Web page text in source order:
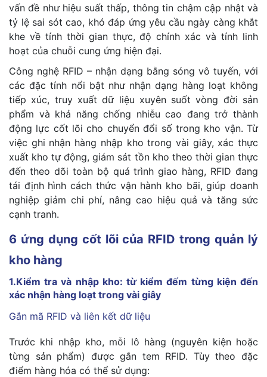
vấn đề như hiệu suất thấp, thông tin chậm cập nhật và
tỷ lệ sai sót cao, khó đáp ứng yêu cầu ngày càng khắt
khe về tính thời gian thực, độ chính xác và tính linh
hoạt của chuỗi cung ứng hiện đại.
Công nghệ RFID – nhận dạng bằng sóng vô tuyến, với
các đặc tính nổi bật như nhận dạng hàng loạt không
tiếp xúc, truy xuất dữ liệu xuyên suốt vòng đời sản
phẩm và khả năng chống nhiễu cao đang trở thành
động lực cốt lõi cho chuyển đổi số trong kho vận. Từ
việc ghi nhận hàng nhập kho trong vài giây, xác thực
xuất kho tự động, giám sát tồn kho theo thời gian thực
đến theo dõi toàn bộ quá trình giao hàng, RFID đang
tái định hình cách thức vận hành kho bãi, giúp doanh
nghiệp giảm chi phí, nâng cao hiệu quả và tăng sức
cạnh tranh.
6 ứng dụng cốt lõi của RFID trong quản lý
kho hàng
1.Kiểm tra và nhập kho: từ kiểm đếm từng kiện đến
xác nhận hàng loạt trong vài giây
Gắn mã RFID và liên kết dữ liệu
Trước khi nhập kho, mỗi lô hàng (nguyên kiện hoặc
từng sản phẩm) được gắn tem RFID. Tùy theo đặc
điểm hàng hóa có thể sử dụng: